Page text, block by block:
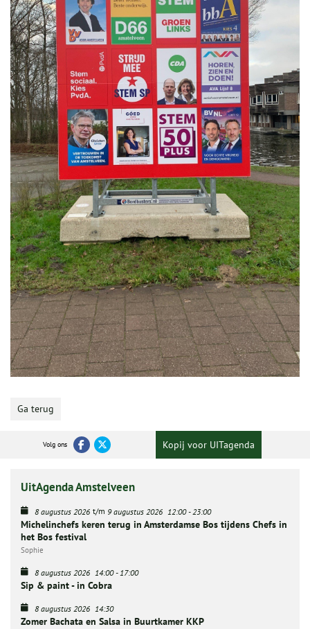
Ga terug
Volg ons Kopij voor UITagenda
UitAgenda Amstelveen
8 augustus 2026 t/m 9 augustus 2026 12:00-23:00
Michelinchefs keren terug in Amsterdamse Bos tijdens Chefs in
het Bos festival
Sophie
8 augustus 2026 14:00-17:00
Sip & paint - in Cobra
8 augustus 2026 14:30
Zomer Bachata en Salsa in Buurtkamer KKP